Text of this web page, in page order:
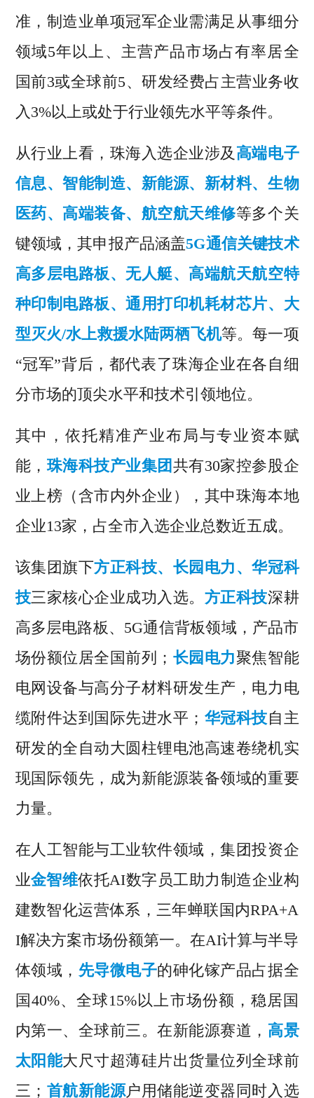
准，制造业单项冠军企业需满足从事细分
领域5年以上、主营产品市场占有率居全
国前3或全球前5、研发经费占主营业务收
入3%以上或处于行业领先水平等条件。
从行业上看，珠海入选企业涉及 高端电子
信息、智能制造、新能源、新材料、生物
医药、高端装备、航空航天维修等多个关
键领域，其申报产品涵盖5G通信关键技术
高多层电路板、无人艇、高端航天航空特
种印制电路板、通用打印机耗材芯片、大
型灭火/水上救援水陆两栖飞机等。每一项
“冠军”背后，都代表了珠海企业在各自细
分市场的顶尖水平和技术引领地位。
其中，依托精准产业布局与专业资本赋
能，珠海科技产业集团 共有30家控参股企
业上榜（含市内外企业），其中珠海本地
企业13家，占全市入选企业总数近五成。
该集团旗下方正科技、长园电力、华冠科
技三家核心企业成功入选。 方正科技深耕
高多层电路板、5G通信背板领域，产品市
场份额位居全国前列； 长园电力聚焦智能
电网设备与高分子材料研发生产，电力电
缆附件达到国际先进水平； 华冠科技自主
研发的全自动大圆柱锂电池高速卷绕机实
现国际领先，成为新能源装备领域的重要
力量。
在人工智能与工业软件领域，集团投资企
业金智维依托AI数字员工助力制造企业构
建数智化运营体系，三年蝉联国内RPA+A
I解决方案市场份额第一。在AI计算与半导
体领域， 先导微电子的砷化镓产品占据全
国40%、全球15%以上市场份额，稳居国
内第一、全球前三。在新能源赛道， 高景
太阳能大尺寸超薄硅片出货量位列全球前
三； 首航新能源户用储能逆变器同时入选